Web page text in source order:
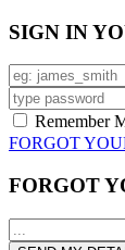
SIGN IN
Remember
FORGOT
FORGOT